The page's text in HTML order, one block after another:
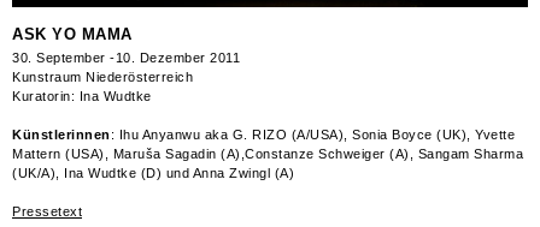
ASK YO MAMA
30. September -10. Dezember 2011
Kunstraum Niederösterreich
Kuratorin: Ina Wudtke
Künstlerinnen : Ihu Anyanwu aka G. RIZO (A/USA), Sonia Boyce (UK), Yvette
Mattern (USA), Maruša Sagadin (A),Constanze Schweiger (A), Sangam Sharma
(UK/A), Ina Wudtke (D) und Anna Zwingl (A)
Pressetext